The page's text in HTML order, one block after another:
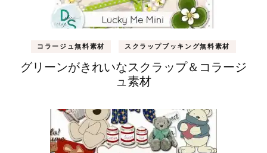
コラージュ無料素材 スクラップブッキング無料素材
グリーンがきれいなスクラップ＆コラージ
ュ素材